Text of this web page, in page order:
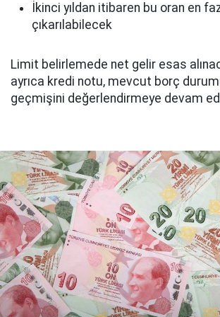
İkinci yıldan itibaren bu oran en
çıkarılabilecek
Limit belirlemede net gelir esas
ayrıca kredi notu, mevcut borç
geçmişini değerlendirmeye devam